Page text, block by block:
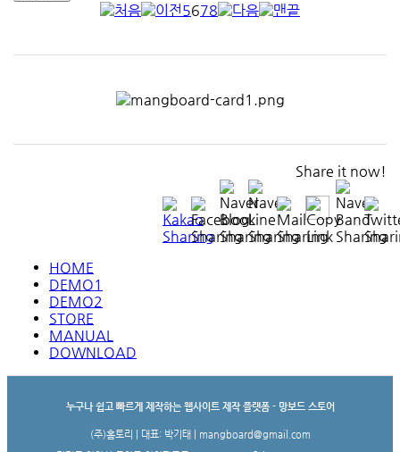
5678
Share it now!
HOME
DEMO1
DEMO2
STORE
MANUAL
DOWNLOAD
누구나 쉽고 빠르게 제작하는 웹사이트 제작 플랫폼 - 망보드 스토어
(주)홈토리 | 대표: 박기태 | mangboard@gmail.com